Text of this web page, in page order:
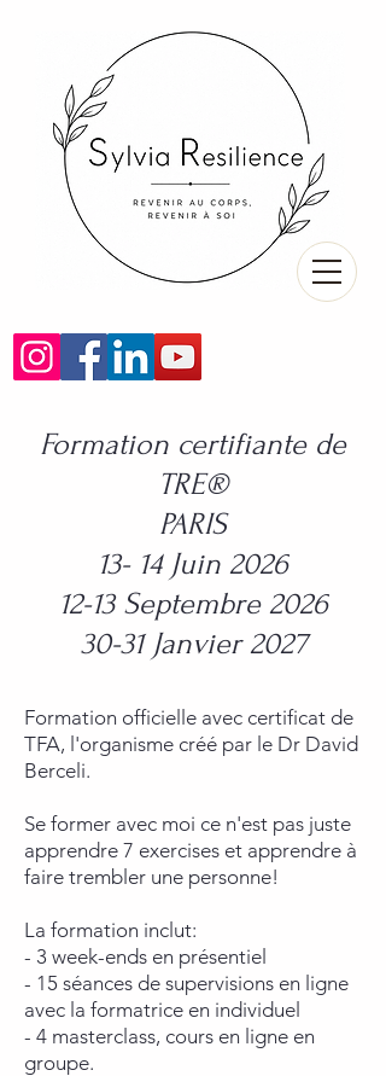
Formation certifiante de
TRE®
PARIS
13- 14 Juin 2026
12-13 Septembre 2026
30-31 Janvier 2027
Formation officielle avec certificat de
TFA, l'organisme créé par le Dr David
Berceli.
Se former avec moi ce n'est pas juste
apprendre 7 exercises et apprendre à
faire trembler une personne!
La formation inclut:
- 3 week-ends en présentiel
- 15 séances de supervisions en ligne
avec la formatrice en individuel
- 4 masterclass, cours en ligne en
groupe.